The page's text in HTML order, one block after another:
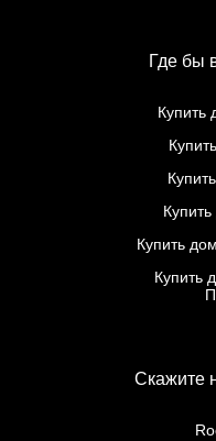
Где бы
Скажите
Купить
Купить
Купить